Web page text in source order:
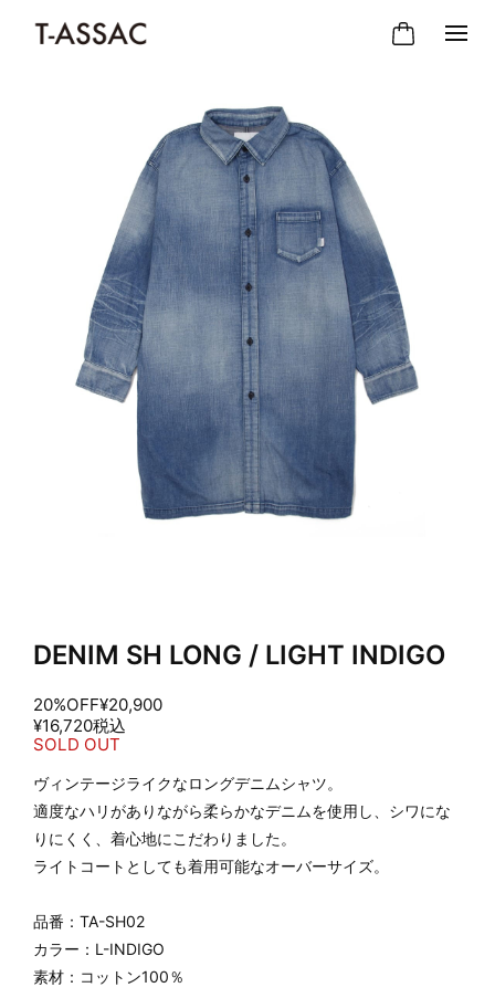
DENIM SH LONG / LIGHT INDIGO
20%OFF¥20,900
¥16,720税込
SOLD OUT
ヴィンテージライクなロングデニムシャツ。
適度なハリがありながら柔らかなデニムを使用し、シワにな
りにくく、着心地にこだわりました。
ライトコートとしても着用可能なオーバーサイズ。
品番：TA-SH02
カラー：L-INDIGO
素材：コットン100％